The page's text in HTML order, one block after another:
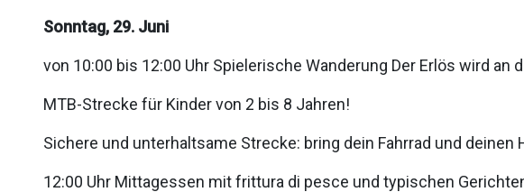
Sonntag, 29. Juni
von 10:00 bis 12:00 Uhr Spielerische Wanderung Der Erlös wird an
MTB-Strecke für Kinder von 2 bis 8 Jahren!
Sichere und unterhaltsame Strecke: bring dein Fahrrad und
12:00 Uhr Mittagessen mit frittura di pesce und typischen